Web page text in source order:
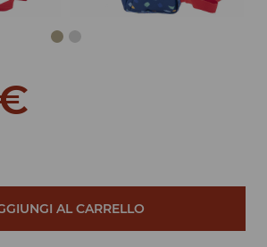
AL CARRELLO